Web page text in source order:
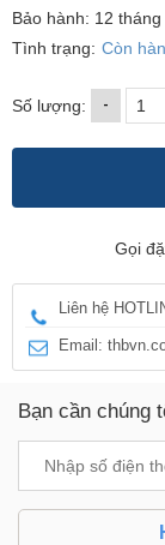
Bảo hành: 12 tháng
Tình trạng: Còn
Số lượng: -
Gọi
Liên hệ
Email:
Bạn cần chúng